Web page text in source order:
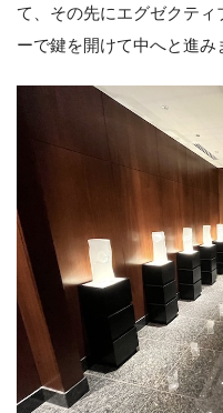
て、その先にエグゼクテ
ーで鍵を開けて中へと進み